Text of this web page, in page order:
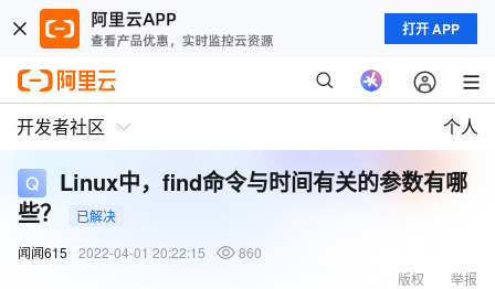
打开 APP
开发者社区 个人
Linux中，find命令与时间有关的参数有哪
些？
已解决
闻闻615
2022-04-01 20:22:15
860
举报
版权